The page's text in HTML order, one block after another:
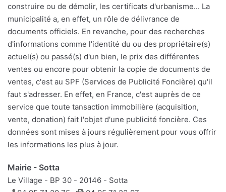
construire ou de démolir, les certificats d'urbanisme... La
municipalité a, en effet, un rôle de délivrance de
documents officiels. En revanche, pour des recherches
d'informations comme l'identité du ou des propriétaire(s)
actuel(s) ou passé(s) d'un bien, le prix des différentes
ventes ou encore pour obtenir la copie de documents de
ventes, c'est au SPF (Services de Publicité Foncière) qu'il
faut s'adresser. En effet, en France, c'est auprès de ce
service que toute tansaction immobilière (acquisition,
vente, donation) fait l'objet d'une publicité foncière. Ces
données sont mises à jours régulièrement pour vous offrir
les informations les plus à jour.
Mairie - Sotta
Le Village - BP 30 - 20146 - Sotta